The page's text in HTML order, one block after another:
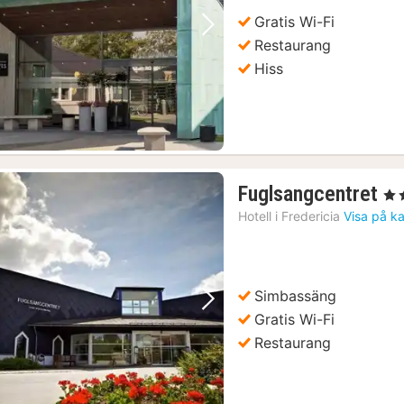
Föregående bild Nästa bild
Gratis Wi-Fi
Restaurang
Hiss
Föregående bild Nästa bild
Fuglsangcentret 1
, 3
Hotell i Fredericia Visa på
Simbassäng
Gratis Wi-Fi
Restaurang